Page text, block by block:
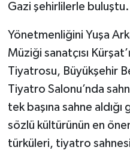
Gazi şehirlilerle buluştu.
Yönetmenliğini Yuşa
Müziği sanatçısı
Tiyatrosu, Büyükşehir
Tiyatro Salonu’nda
tek başına sahne
sözlü kültürünün en
türküleri, tiyatro
Teknoloji